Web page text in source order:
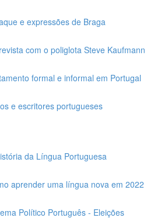
e expressões de Braga
com o poliglota Steve Kaufmann
formal e informal em Portugal
e escritores portugueses
da Língua Portuguesa
aprender uma língua nova em 2022
Político Português - Eleições